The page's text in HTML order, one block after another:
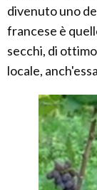
divenuto uno
francese è
secchi, di
locale,